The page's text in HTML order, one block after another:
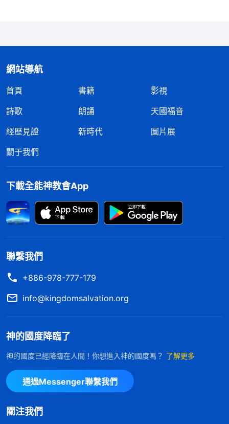
身；同樣是一位靈，但是在不同的肉身中居住又出生
在不同的地方，而且時隔幾千年，但所作的工作又不
相矛盾、相輔相成，可同時相提并論；同樣是人，但
「神作工常新不舊，神從來不作重複的工作，神的作
作，人就容易定規神，不會對神有真實的認識。就像
神第一次道成肉身是男性，如果主再來道成肉身還是
男性，這會是什麽後果？人就會定規神就是男性，神
只承認男性、偏愛男性，神不愛女性、嫌弃女性，那
女性可就永遠地受歧視了。這樣的認識對嗎？這對女
性公平嗎？這符合神的心意嗎？這不是人的觀念想象
成肉身一次是男性，一次是女性，這是太有意義的事
啊！神末世道成肉身成為女性回擊了所有人的觀念，
扭轉人對神錯謬的認識，打破人對神的定規，讓人知
道神不僅是男人的神，也是女人的神，神是全人類的
神，任何人都不能用自己的觀念來定規神就是男性或
者就是女性。」
艾尼娜交通後，我又補充説：「其實，不管神道
網站導航
首頁 書籍
影視
詩歌
朗誦
天國福音
經歷見證
新時代
圖片展
關于我們
下載全能神教會App
聯繫我們
+886-978-777-179
info@kingdomsalvation.org
神的國度降臨了
神的國度已經降臨在人間！你想進入神的國度嗎？ 了解更多
通過Messenger聯繫我們
關注我們